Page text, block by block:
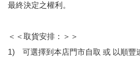
最終決定之權利。
＜＜取貨安排：＞＞
1)　可選擇到本店門市自取 或 以順豐